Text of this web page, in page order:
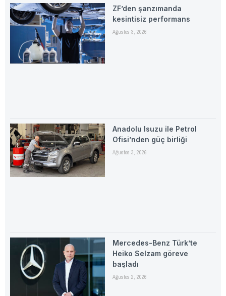
ZF’den şanzımanda
kesintisiz performans
Ağustos 3, 2026
Anadolu Isuzu ile Petrol
Ofisi’nden güç birliği
Ağustos 3, 2026
Mercedes-Benz Türk’te
Heiko Selzam göreve
başladı
Ağustos 2, 2026